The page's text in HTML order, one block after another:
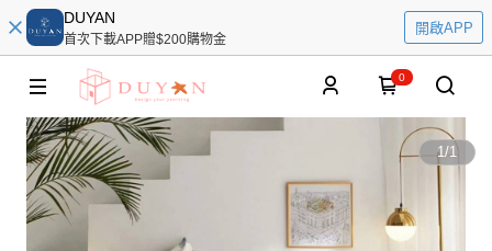
DUYAN
首次下載APP贈$200購物金
開啟APP
0
1/1